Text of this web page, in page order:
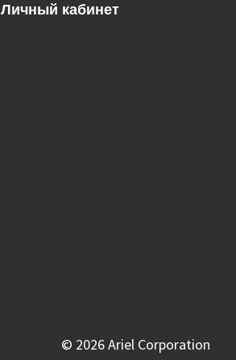
Личный кабинет
© 2026 Ariel Corporation